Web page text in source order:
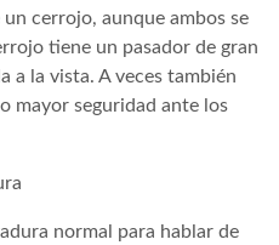
cerrojo, aunque ambos se
tiene un pasador de gran
a la vista. A veces también
mayor seguridad ante los
normal para hablar de